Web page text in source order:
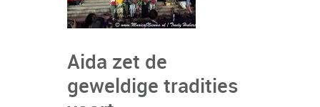
Aida zet de
geweldige tradities